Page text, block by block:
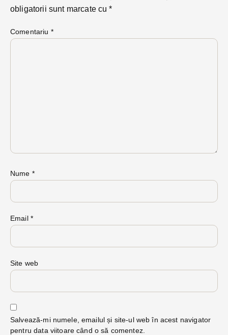
obligatorii sunt marcate cu*
Comentariu *
Nume *
Email *
Site web
Salvează-mi numele, emailul și site-ul web în acest navigator
pentru data viitoare când o să comentez.